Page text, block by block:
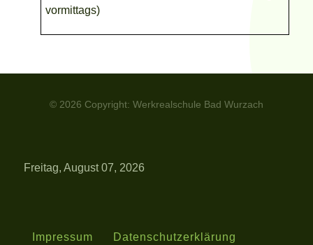
vormittags)
© 2026 Copyright: Werkrealschule Bad Wurzach
Freitag, August 07, 2026
Impressum Datenschutzerklärung